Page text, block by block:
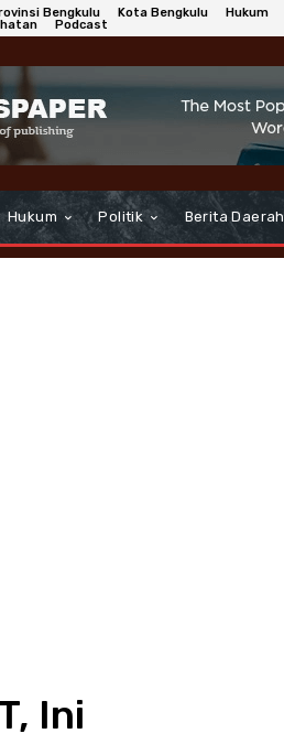
Bengkulu Kota Bengkulu Hukum
Podcast
Hukum Politik Berita Daerah
Ini